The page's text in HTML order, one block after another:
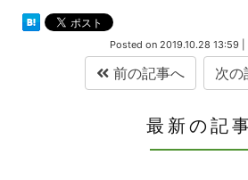
Posted on 2019.10.28 13:59
前の記事へ 次の
最新の記